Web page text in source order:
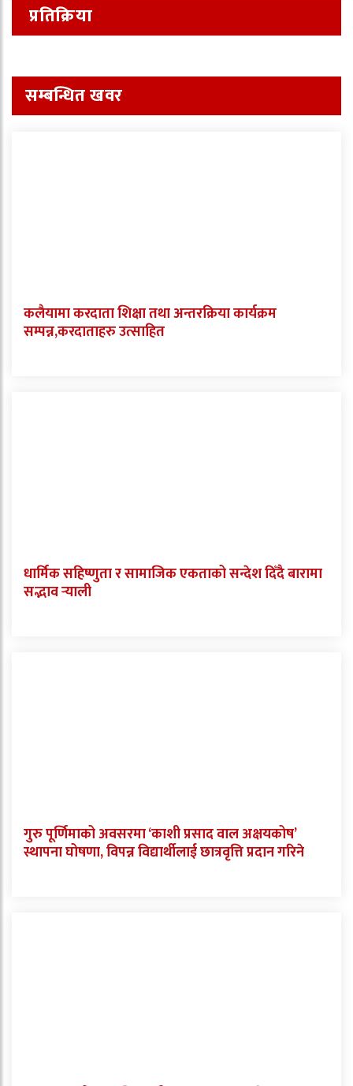
प्रतिक्रिया
सम्बन्धित खवर
कलैयामा करदाता शिक्षा तथा अन्तरक्रिया कार्यक्रम
सम्पन्न,करदाताहरु उत्साहित
धार्मिक सहिष्णुता र सामाजिक एकताको सन्देश दिँदै बारामा
सद्भाव र्‍याली
गुरु पूर्णिमाको अवसरमा ‘काशी प्रसाद वाल अक्षयकोष’
स्थापना घोषणा, विपन्न विद्यार्थीलाई छात्रवृत्ति प्रदान गरिने